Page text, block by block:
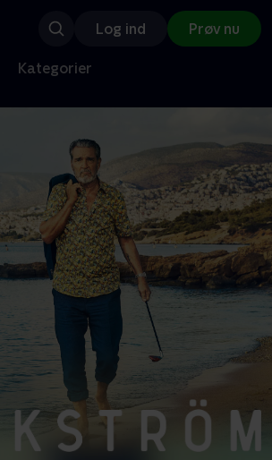
Log ind Prøv nu
Kategorier